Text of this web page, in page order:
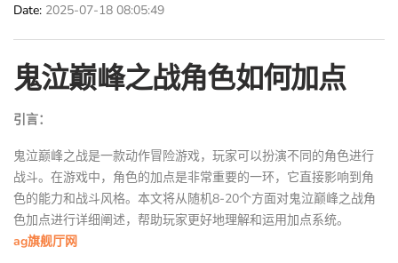
Date 2025-07-18 08:05:49
鬼泣巅峰之战角色如何加点
引言：
鬼泣巅峰之战是一款动作冒险游戏，玩家可以扮演不同的角色进行
战斗。在游戏中，角色的加点是非常重要的一环，它直接影响到角
色的能力和战斗风格。本文将从随机8-20个方面对鬼泣巅峰之战角
色加点进行详细阐述，帮助玩家更好地理解和运用加点系统。
ag旗舰厅网